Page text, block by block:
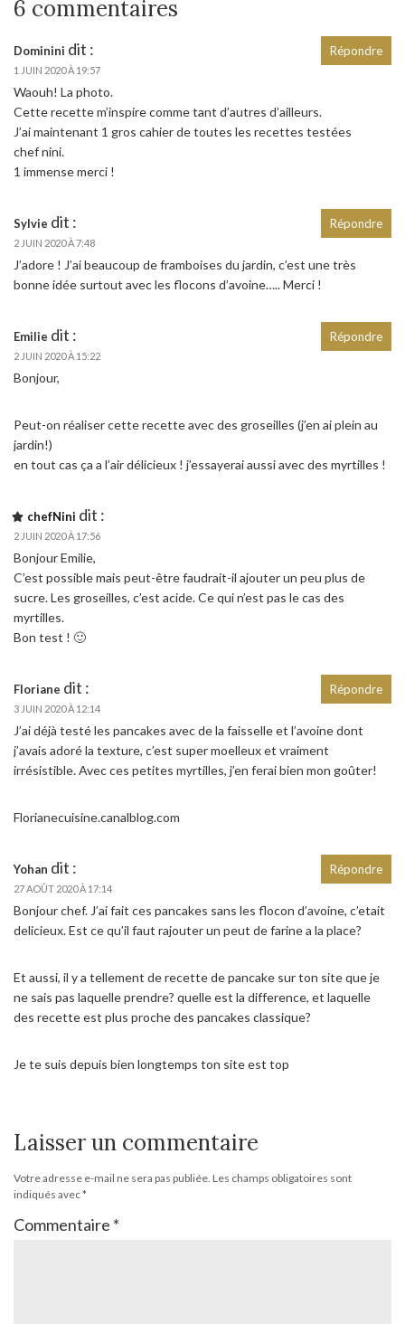
6 commentaires
Dominini dit :
1 JUIN 2020 À 19:57
Waouh! La photo.
Cette recette m’inspire comme tant d’autres d’ailleurs.
J’ai maintenant 1 gros cahier de toutes les recettes testées
chef nini.
1 immense merci !
Répondre
Sylvie dit :
2 JUIN 2020 À 7:48
J’adore ! J’ai beaucoup de framboises du jardin, c’est une très
bonne idée surtout avec les flocons d’avoine….. Merci !
Répondre
Emilie dit :
2 JUIN 2020 À 15:22
Bonjour,
Peut-on réaliser cette recette avec des groseilles (j’en ai plein au
jardin!)
en tout cas ça a l’air délicieux ! j’essayerai aussi avec des myrtilles !
Répondre
chefNini dit :
2 JUIN 2020 À 17:56
Bonjour Emilie,
C’est possible mais peut-être faudrait-il ajouter un peu plus de
sucre. Les groseilles, c’est acide. Ce qui n’est pas le cas des
myrtilles.
Bon test ! 🙂
Floriane dit :
3 JUIN 2020 À 12:14
J’ai déjà testé les pancakes avec de la faisselle et l’avoine dont
j’avais adoré la texture, c’est super moelleux et vraiment
irrésistible. Avec ces petites myrtilles, j’en ferai bien mon goûter!
Florianecuisine.canalblog.com
Répondre
Yohan dit :
27 AOÛT 2020 À 17:14
Bonjour chef. J’ai fait ces pancakes sans les flocon d’avoine, c’etait
delicieux. Est ce qu’il faut rajouter un peut de farine a la place?
Et aussi, il y a tellement de recette de pancake sur ton site que je
ne sais pas laquelle prendre? quelle est la difference, et laquelle
des recette est plus proche des pancakes classique?
Je te suis depuis bien longtemps ton site est top
Répondre
Laisser un commentaire
Votre adresse e-mail ne sera pas publiée. Les champs obligatoires sont
indiqués avec*
Commentaire *